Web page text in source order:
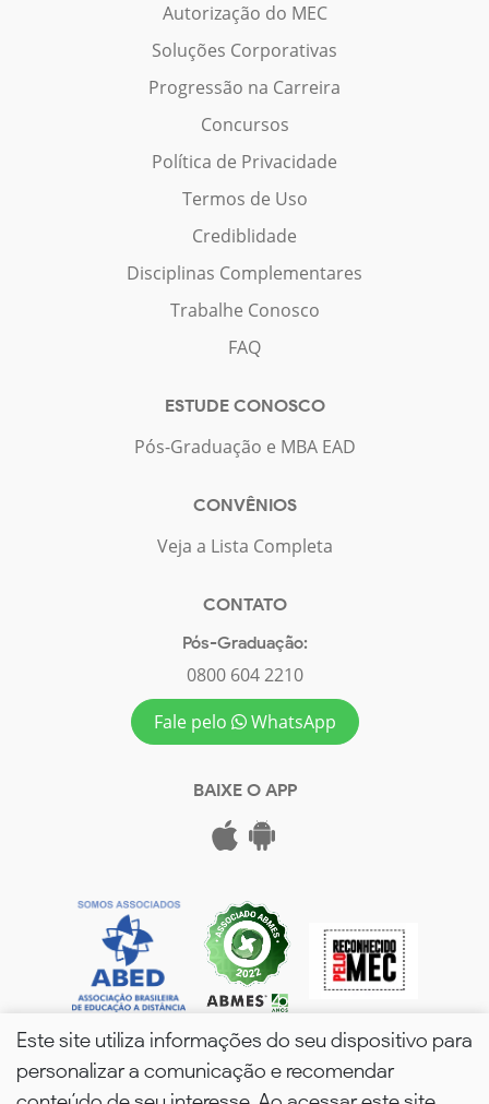
Autorização do MEC
Soluções Corporativas
Progressão na Carreira
Concursos
Política de Privacidade
Termos de Uso
Crediblidade
Disciplinas Complementares
Trabalhe Conosco
FAQ
ESTUDE CONOSCO
Pós-Graduação e MBA EAD
CONVÊNIOS
Veja a Lista Completa
CONTATO
Pós-Graduação:
0800 604 2210
Fale pelo
WhatsApp
BAIXE O APP
Este site utiliza informações do seu dispositivo para
personalizar a comunicação e recomendar